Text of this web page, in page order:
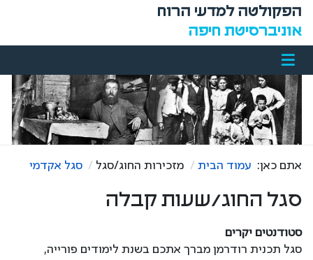
הפקולטה למדעי הרוח
אוניברסיטת חיפה
אתם כאן: עמוד הבית מזכירות החוג/סגל סגל אקדמי
סגל החוג/שעות קבלה
סטודנטים יקרים
סגל תכנית רודרמן מברך אתכם בשנת לימודים פורייה,